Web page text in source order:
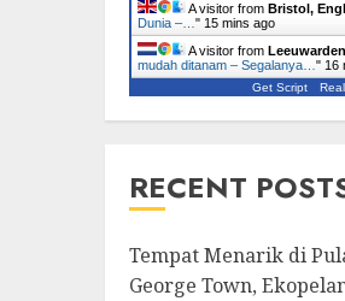
A visitor from Bristol,
Dunia –… " 15 mins ago
A visitor from
mudah ditanam – Segalanya… " 16
Get Script
RECENT
Tempat Menarik di
George Town,